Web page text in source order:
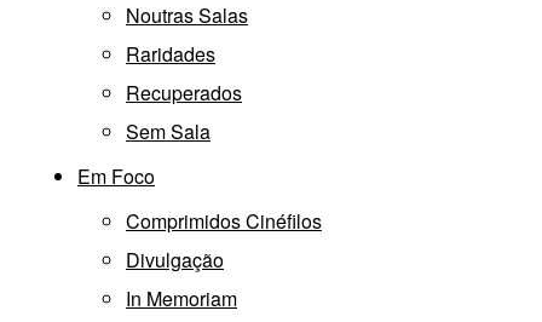
Noutras Salas
Raridades
Recuperados
Sem Sala
Em Foco
Comprimidos Cinéfilos
Divulgação
In Memoriam